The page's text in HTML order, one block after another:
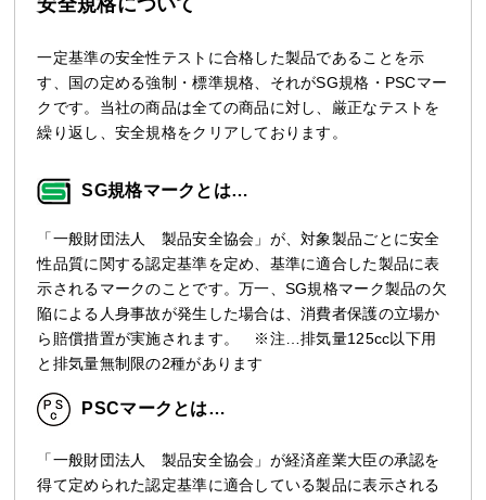
安全規格について
一定基準の安全性テストに合格した製品であることを示
す、国の定める強制・標準規格、それがSG規格・PSCマー
クです。当社の商品は全ての商品に対し、厳正なテストを
繰り返し、安全規格をクリアしております。
SG規格マークとは…
「一般財団法人 製品安全協会」が、対象製品ごとに安全
性品質に関する認定基準を定め、基準に適合した製品に表
示されるマークのことです。万一、SG規格マーク製品の欠
陥による人身事故が発生した場合は、消費者保護の立場か
ら賠償措置が実施されます。 ※注…排気量125cc以下用
と排気量無制限の2種があります
PSCマークとは…
「一般財団法人 製品安全協会」が経済産業大臣の承認を
得て定められた認定基準に適合している製品に表示される